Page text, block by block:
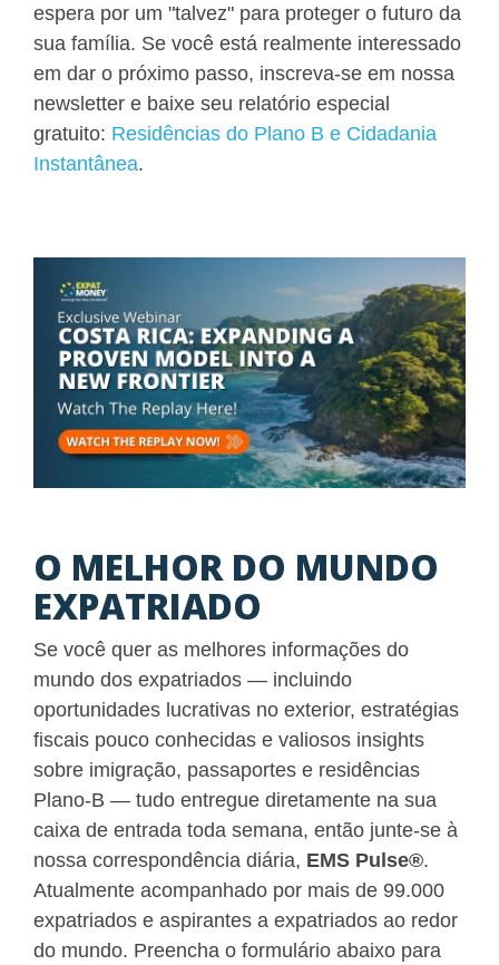
espera por um "talvez" para proteger o futuro da
sua família. Se você está realmente interessado
em dar o próximo passo, inscreva-se em nossa
newsletter e baixe seu relatório especial
gratuito: Residências do Plano B e Cidadania
Instantânea.
O MELHOR DO MUNDO
EXPATRIADO
Se você quer as melhores informações do
mundo dos expatriados — incluindo
oportunidades lucrativas no exterior, estratégias
fiscais pouco conhecidas e valiosos insights
sobre imigração, passaportes e residências
Plano-B — tudo entregue diretamente na sua
caixa de entrada toda semana, então junte-se à
nossa correspondência diária, EMS Pulse®.
Atualmente acompanhado por mais de 99.000
expatriados e aspirantes a expatriados ao redor
do mundo. Preencha o formulário abaixo para